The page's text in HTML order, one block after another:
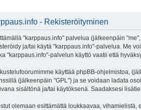
- Rekisteröityminen
"karppaus.info" palvelua (jälkeenpäin
ja/tai käytä "karppaus.info"-palvelua. Me
"karppaus.info"-palvelun käyttö vaatii että
käyttää phpBB-ohjelmistoa,
(jälkeenpäin "GPL") ja se voidaan ladata
sisältönä ja/tai käytöksenä. Saadaksesi
olemaan esittämättä loukkaavaa,